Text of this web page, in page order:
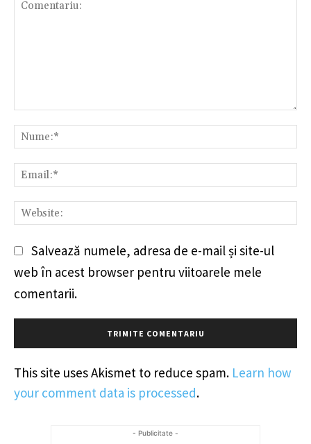
Salvează numele, adresa de e-mail și site-ul
web în acest browser pentru viitoarele mele
comentarii.
This site uses Akismet to reduce spam. Learn how
your comment data is processed.
- Publicitate -